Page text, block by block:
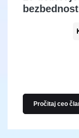
Pročitaj ceo